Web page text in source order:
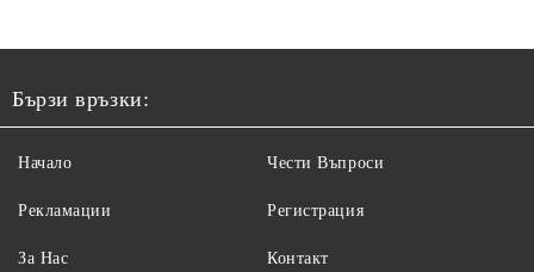
Бързи връзки:
Начало
Рекламации
За Нас
Чести Въпроси
Регистрация
Контакт